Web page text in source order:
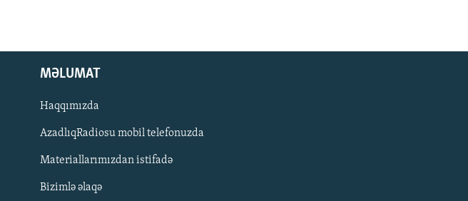
MƏLUMAT
Haqqımızda
AzadlıqRadiosu mobil telefonuzda
Materiallarımızdan istifadə
Bizimlə əlaqə